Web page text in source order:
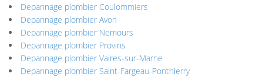
Depannage plombier Coulommiers
Depannage plombier Avon
Depannage plombier Nemours
Depannage plombier Provins
Depannage plombier Vaires-sur-Marne
Depannage plombier Saint-Fargeau-Ponthierry